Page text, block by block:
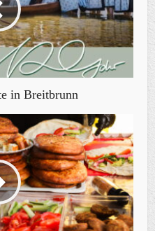
in Breitbrunn